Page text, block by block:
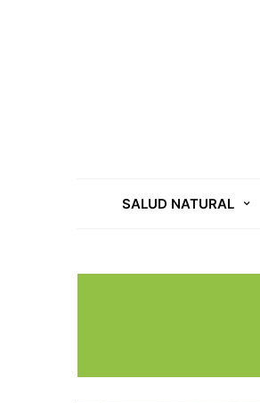
SALUD NATURAL